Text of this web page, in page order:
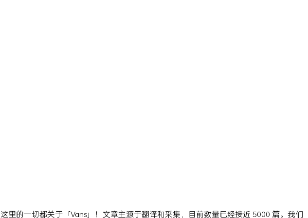
的一切都关于「Vans」！文章主源于翻译和采集，目前数量已经接近 5000 篇。我们